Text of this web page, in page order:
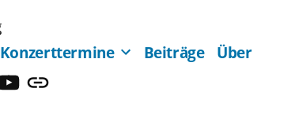
Konzerttermine Beiträge Über
Mastodon